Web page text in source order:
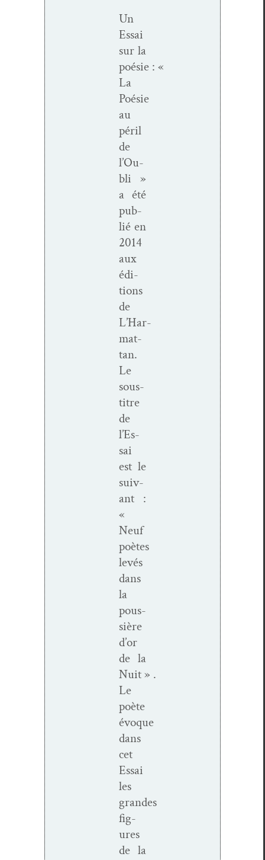
Un
Essai
sur la
poésie : «
La
Poésie
au
péril
de
l’Ou­
bli »
a été
pub­
lié en
2014
aux
édi­
tions
de
L’Har­
mat­
tan.
Le
sous-
titre
de
l’Es­
sai
est le
suiv­
ant :
«
Neuf
poètes
lev­és
dans
la
pous­
sière
d’or
de la
Nuit » .
Le
poète
évoque
dans
cet
Essai
les
grandes
fig­
ures
de la